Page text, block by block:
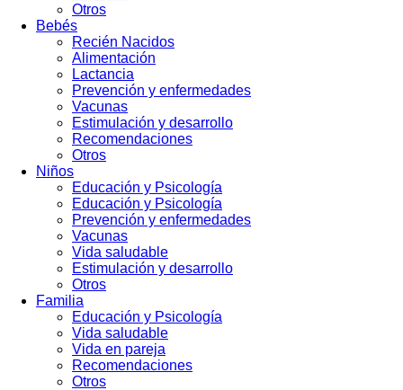
Otros
Bebés
Recién Nacidos
Alimentación
Lactancia
Prevención y enfermedades
Vacunas
Estimulación y desarrollo
Recomendaciones
Otros
Niños
Educación y Psicología
Educación y Psicología
Prevención y enfermedades
Vacunas
Vida saludable
Estimulación y desarrollo
Otros
Familia
Educación y Psicología
Vida saludable
Vida en pareja
Recomendaciones
Otros